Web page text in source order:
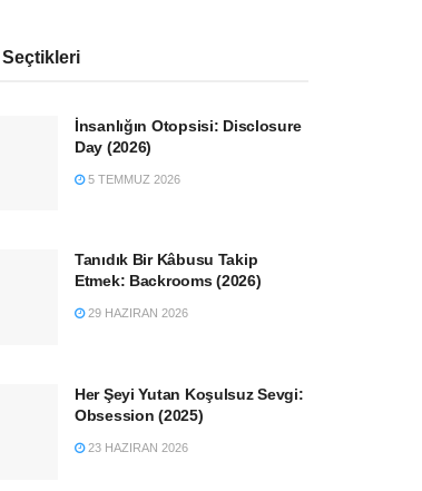
İnsanlığın Otopsisi: Disclosure
Day (2026)
5 TEMMUZ 2026
Tanıdık Bir Kâbusu Takip
Etmek: Backrooms (2026)
29 HAZIRAN 2026
Her Şeyi Yutan Koşulsuz Sevgi:
Obsession (2025)
23 HAZIRAN 2026